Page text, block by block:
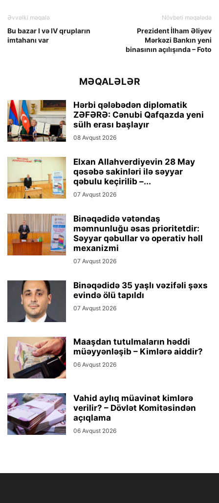
Əvvəlki məqalə
Bu bazar I və IV qrupların
imtahanı var
Növbəti məqalədə
Prezident İlham Əliyev
Mərkəzi Bankın yeni
binasının açılışında – Foto
MƏQALƏLƏR
Hərbi qələbədən diplomatik
ZƏFƏRƏ: Cənubi Qafqazda yeni
sülh erası başlayır
08 Avqust 2026
Elxan Allahverdiyevin 28 May
qəsəbə sakinləri ilə səyyar
qəbulu keçirilib –...
07 Avqust 2026
Binəqədidə vətəndaş
məmnunluğu əsas prioritetdir:
Səyyar qəbullar və operativ həll
mexanizmi
07 Avqust 2026
Binəqədidə 35 yaşlı vəzifəli şəxs
evində ölü tapıldı
07 Avqust 2026
Maaşdan tutulmaların həddi
müəyyənləşib – Kimlərə aiddir?
06 Avqust 2026
Vahid aylıq müavinət kimlərə
verilir? – Dövlət Komitəsindən
açıqlama
06 Avqust 2026